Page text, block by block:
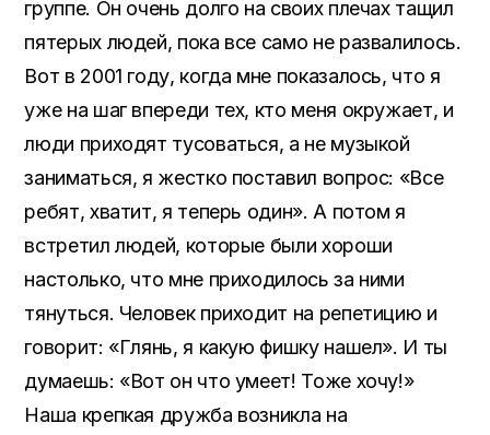
группе. Он очень долго на своих плечах тащил
пятерых людей, пока все само не развалилось.
Вот в 2001 году, когда мне показалось, что я
уже на шаг впереди тех, кто меня окружает, и
люди приходят тусоваться, а не музыкой
заниматься, я жестко поставил вопрос: «Все
ребят, хватит, я теперь один». А потом я
встретил людей, которые были хороши
настолько, что мне приходилось за ними
тянуться. Человек приходит на репетицию и
говорит: «Глянь, я какую фишку нашел». И ты
думаешь: «Вот он что умеет! Тоже хочу!»
Наша крепкая дружба возникла на